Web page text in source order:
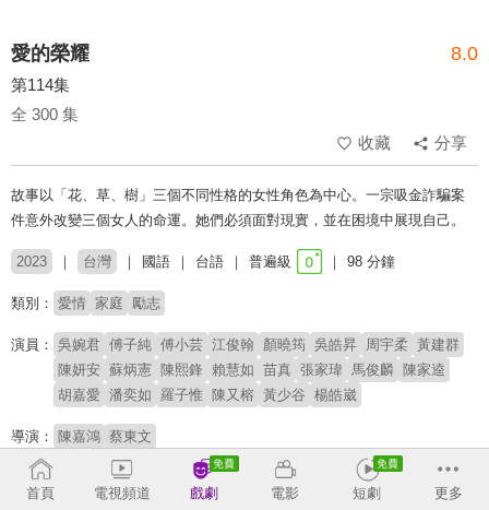
愛的榮耀 8.0
第114集
全 300 集
收藏
分享
故事以「花、草、樹」三個不同性格的女性角色為中心。一宗吸金詐騙案
件意外改變三個女人的命運。她們必須面對現實，並在困境中展現自己。
2023 台灣 國語 台語 普遍級 98 分鐘
類別： 愛情 家庭 勵志
演員： 吳婉君 傅子純 傅小芸 江俊翰 顏曉筠 吳皓昇 周宇柔 黃建群
陳妍安 蘇炳憲 陳熙鋒 賴慧如 苗真 張家瑋 馬俊麟 陳家逵
胡嘉愛 潘奕如 羅子惟 陳又榕 黃少谷 楊皓崴
導演： 陳嘉鴻 蔡東文
# 狗血
首頁
電視頻道 戲劇 電影 短劇 更多